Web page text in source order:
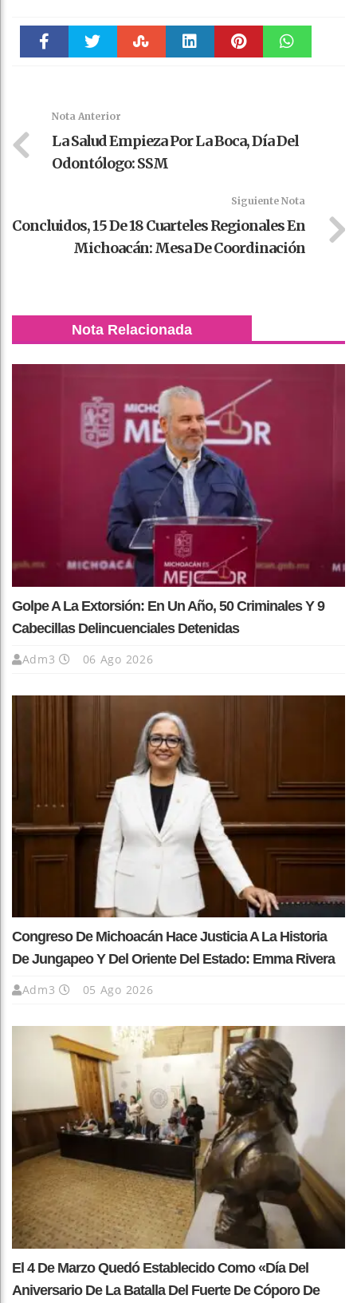
Nota Anterior
La Salud Empieza Por La Boca, Día Del
Odontólogo: SSM
Siguiente Nota
Concluidos, 15 De 18 Cuarteles Regionales En
Michoacán: Mesa De Coordinación
Nota Relacionada
Golpe A La Extorsión: En Un Año, 50 Criminales Y 9
Cabecillas Delincuenciales Detenidas
Adm3 06 Ago 2026
Congreso De Michoacán Hace Justicia A La Historia
De Jungapeo Y Del Oriente Del Estado: Emma Rivera
Adm3 05 Ago 2026
El 4 De Marzo Quedó Establecido Como «Día Del
Aniversario De La Batalla Del Fuerte De Cóporo De